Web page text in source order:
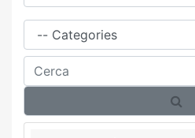
Família
Cerca